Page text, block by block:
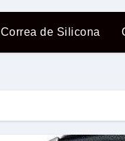
Correa de Silicona